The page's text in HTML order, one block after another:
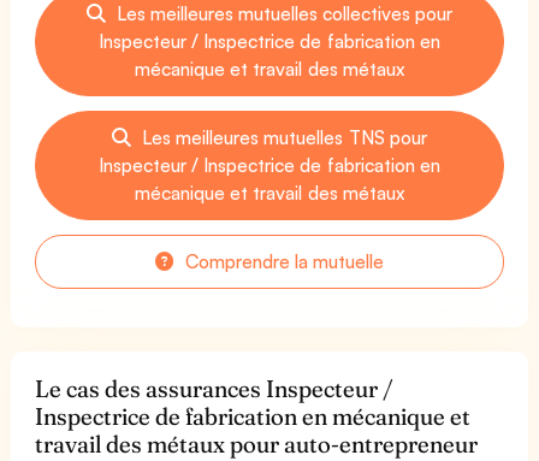
Les meilleures mutuelles collectives pour
Inspecteur / Inspectrice de fabrication en
mécanique et travail des métaux
Les meilleures mutuelles TNS pour
Inspecteur / Inspectrice de fabrication en
mécanique et travail des métaux
Comprendre la mutuelle
Le cas des assurances Inspecteur /
Inspectrice de fabrication en mécanique et
travail des métaux pour auto-entrepreneur